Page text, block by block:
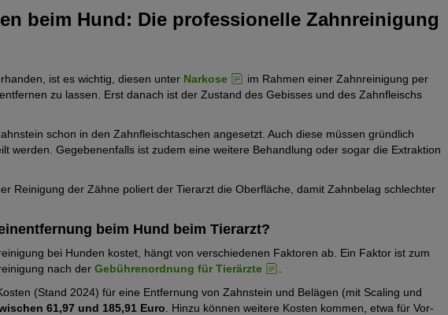
beim Hund: Die professionelle Zahnreinigung
ist es wichtig, diesen unter Narkose
im Rahmen einer Zahnreinigung per
zu lassen. Erst danach ist der Zustand des Gebisses und des Zahnfleischs
schon in den Zahnfleischtaschen angesetzt. Auch diese müssen gründlich
werden. Gegebenenfalls ist zudem eine weitere Behandlung oder sogar die Extraktion
Reinigung der Zähne poliert der Tierarzt die Oberfläche, damit Zahnbelag schlechter
beim Hund beim Tierarzt?
bei Hunden kostet, hängt von verschiedenen Faktoren ab. Ein Faktor ist zum
nach der Gebührenordnung für Tierärzte
(Stand 2024) für eine Entfernung von Zahnstein und Belägen (mit Scaling und
61,97 und 185,91 Euro . Hinzu können weitere Kosten kommen, etwa für Vor-